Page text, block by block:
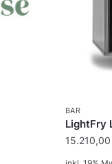
BAR
LightFry